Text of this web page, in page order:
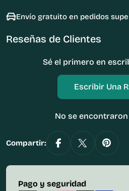
Envío gratuito en pedidos
Reseñas de Clientes
Sé el primero en
Escribir Una
No se
Compartir:
Pago y seguridad
Métodos